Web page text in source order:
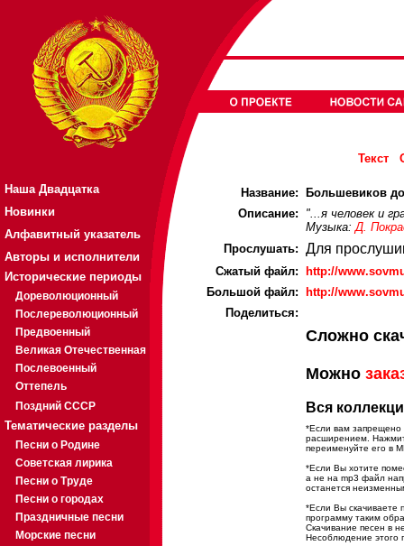
Наша Двадцатка
Новинки
Алфавитный указатель
Авторы и исполнители
Исторические периоды
Дореволюционный
Послереволюционный
Предвоенный
Великая Отечественная
Послевоенный
Оттепель
Поздний СССР
Тематические разделы
Песни о Родине
Советская лирика
Песни о Труде
Песни о городах
Праздничные песни
Морские песни
Текст
Название:
Большевиков
Описание:
"...я человек и
Музыка:Д.
Прослушать: Для
Cжатый файл:
http://
Большой файл:
http://
Поделиться:
Сложно
Можно
Вся
*Если вам запрещено
расширением.
переименуйте его в
*Если Вы хотите
а не на mp3 файл
останется
*Если Вы скачиваете
программу таким
Скачивание песен в
Несоблюдение этого